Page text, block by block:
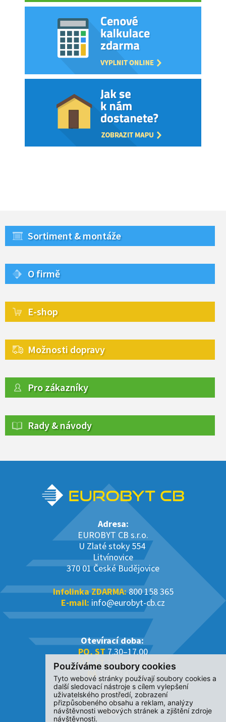
Používáme soubory cookies
Tyto webové stránky používají soubory cookies a
další sledovací nástroje s cílem vylepšení
uživatelského prostředí, zobrazení
přizpůsobeného obsahu a reklam, analýzy
návštěvnosti webových stránek a zjištění zdroje
návštěvnosti.
Sortiment & montáže
O firmě
E-shop
Možnosti dopravy
Pro zákazníky
Rady & návody
Adresa:
EUROBYT CB s.r.o.
U Zlaté stoky 554
Litvínovice
370 01 České Budějovice
Infolinka ZDARMA:800 158 365
E-mail: info@eurobyt-cb.cz
Otevírací doba:
PO, ST7.30–17.00
ÚT, ČT7.30–16.00
PÁ 7.30–14.00